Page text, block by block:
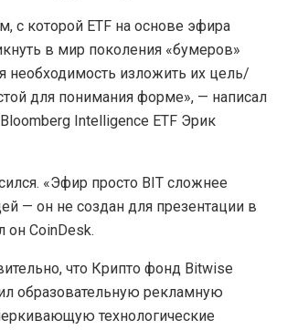
с которой ETF на основе эфира
в мир поколения «бумеров»
необходимость изложить их цель/
для понимания форме», — написал
Intelligence ETF Эрик
«Эфир просто BIT сложнее
— он не создан для презентации в
он CoinDesk.
что Криптo фонд Bitwise
образовательную рекламную
технологические